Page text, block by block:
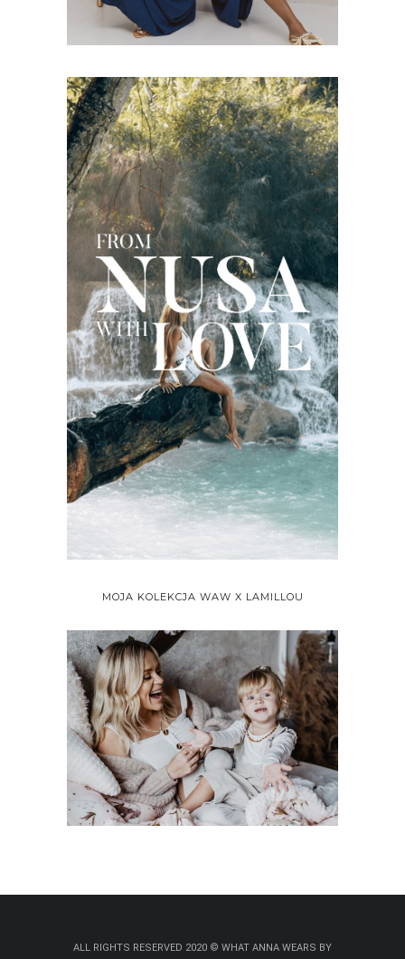
MOJA KOLEKCJA WAW X LAMILLOU
ALL RIGHTS RESERVED 2020 © WHAT ANNA WEARS BY